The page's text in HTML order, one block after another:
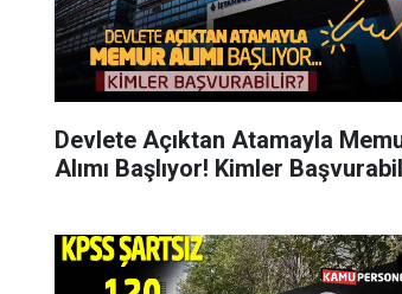
Devlete Açıktan Atamayla
Alımı Başlıyor! Kimler